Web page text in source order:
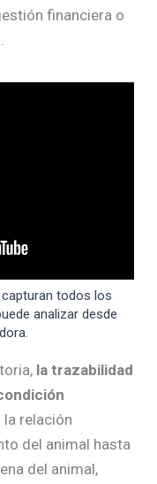
financiera o
todos los
analizar desde
la trazabilidad
la relación
del animal hasta
del animal,